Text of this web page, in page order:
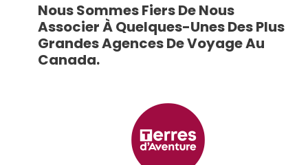
Nous Sommes Fiers De Nous
Associer À Quelques-Unes Des Plus
Grandes Agences De Voyage Au
Canada.